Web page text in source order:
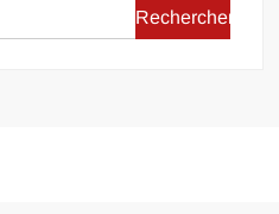
Rechercher :